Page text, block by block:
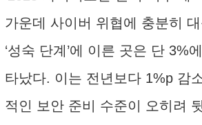
가운데 사이버 위협에 충분히
‘성숙 단계’에 이른 곳은 단 3%
타났다. 이는 전년보다 1%p 감
적인 보안 준비 수준이 오히려